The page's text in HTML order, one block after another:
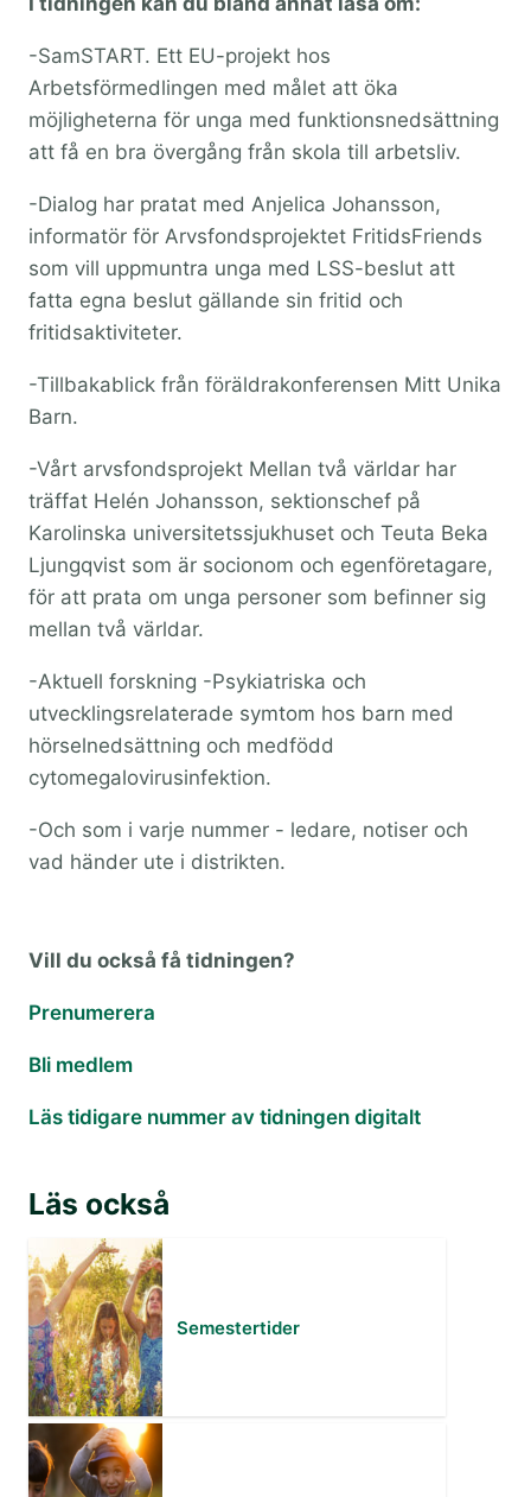
-SamSTART. Ett EU-projekt hos
Arbetsförmedlingen med målet att öka
möjligheterna för unga med funktionsnedsättning
att få en bra övergång från skola till arbetsliv.
-Dialog har pratat med Anjelica Johansson,
informatör för Arvsfondsprojektet FritidsFriends
som vill uppmuntra unga med LSS-beslut att
fatta egna beslut gällande sin fritid och
fritidsaktiviteter.
-Tillbakablick från föräldrakonferensen Mitt Unika
Barn.
-Vårt arvsfondsprojekt Mellan två världar har
träffat Helén Johansson, sektionschef på
Karolinska universitetssjukhuset och Teuta Beka
Ljungqvist som är socionom och egenföretagare,
för att prata om unga personer som befinner sig
mellan två världar.
-Aktuell forskning -Psykiatriska och
utvecklingsrelaterade symtom hos barn med
hörselnedsättning och medfödd
cytomegalovirusinfektion.
-Och som i varje nummer - ledare, notiser och
vad händer ute i distrikten.
Vill du också få tidningen?
Prenumerera
Bli medlem
Läs tidigare nummer av tidningen digitalt
Läs också
Semestertider